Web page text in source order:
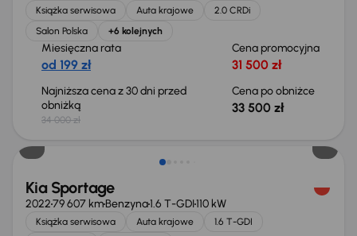
Książka serwisowa Auta krajowe
2.0 CRDi
Salon Polska
+6 kolejnych
Miesięczna rata
od 199 zł
Cena promocyjna
31 500 zł
Najniższa cena z 30 dni przed
obniżką
34 000 zł
Cena po obniżce
33 500 zł
Kia Sportage
202279 607 kmBenzyna1.6 T-GDI110 kW
Książka serwisowa Auta krajowe
1.6 T-GDI